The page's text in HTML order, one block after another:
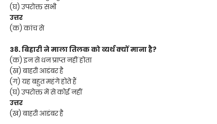
(घ) उपरोक्त सभी
उत्तर
(क) कांच से
38. बिहारी ने माला तिलक को व्यर्थ क्यों माना है?
(क) इन से धन प्राप्त नहीं होता
(ख) बाहरी आडंबर है
(ग) यह बहुत महंगे होते हैं
(घ) उपरोक्त में से कोई नहीं
उत्तर
(ख) बाहरी आडंबर है